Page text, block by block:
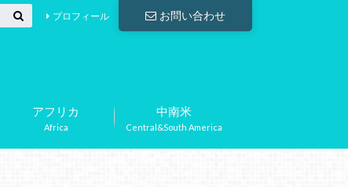
お問い合わせ
プロフィール
Africa
アフリカ
Central&South America
中南米